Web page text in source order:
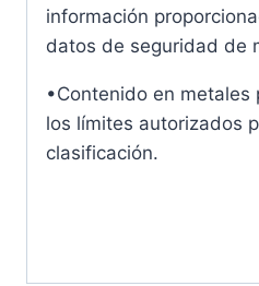
información
datos de seguridad de
•Contenido en metales
los límites autorizados
clasificación.